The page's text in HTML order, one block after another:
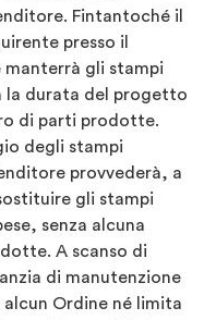
Fintantoché il
presso il
gli stampi
la durata del progetto
di parti prodotte.
degli stampi
provvederà, a
gli stampi
senza alcuna
A scanso di
di manutenzione
Ordine né limita